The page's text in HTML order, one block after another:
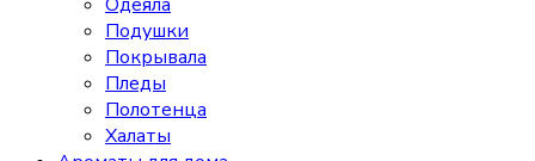
Подушки
Покрывала
Пледы
Полотенца
Халаты